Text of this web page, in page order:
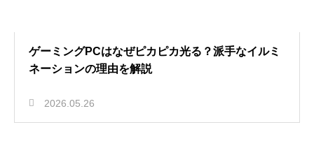
ゲーミングPCはなぜピカピカ光る？派手なイルミ
ネーションの理由を解説
2026.05.26